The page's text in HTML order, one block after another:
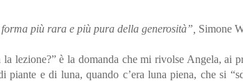
più rara e più pura della generosità”, Simone
la lezione?” è la domanda che mi rivolse Angela, ai
piante e di luna, quando c’era luna piena, che si